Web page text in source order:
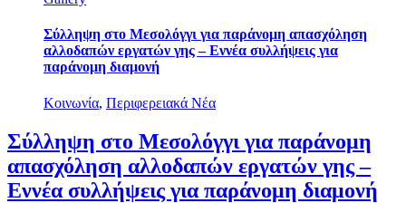
Σύλληψη στο Μεσολόγγι για παράνομη απασχόληση
αλλοδαπών εργατών γης – Εννέα συλλήψεις για
παράνομη διαμονή
Κοινωνία, Περιφερειακά Νέα
Σύλληψη στο Μεσολόγγι για παράνομη
απασχόληση αλλοδαπών εργατών γης –
Εννέα συλλήψεις για παράνομη διαμονή